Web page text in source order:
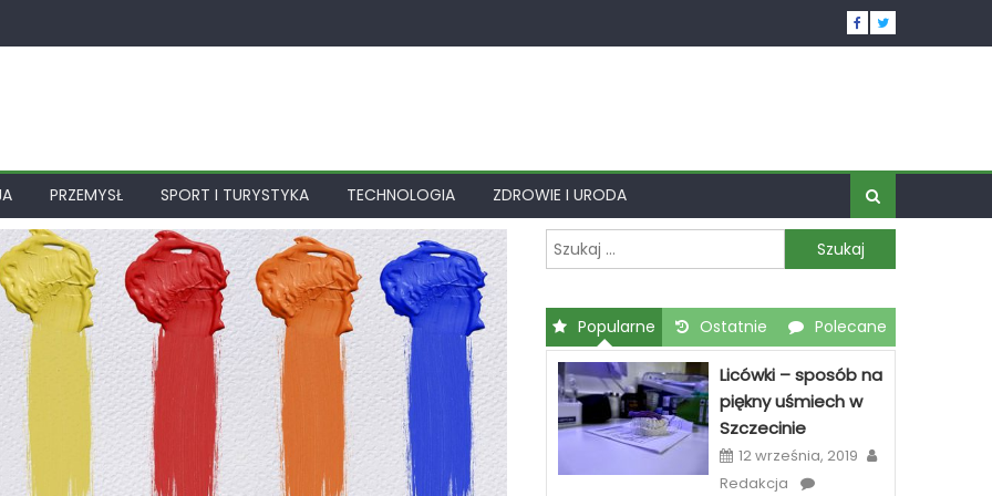
PRZEMYSŁ SPORT I TURYSTYKA TECHNOLOGIA ZDROWIE I URODA
Szukaj:
Popularne Ostatnie Polecane
Licówki – sposób na
piękny uśmiech w
Szczecinie
12 września, 2019
Redakcja